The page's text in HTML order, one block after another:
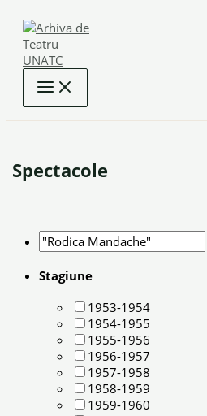
content
Spectacole
Stagiune
1953-1954
1954-1955
1955-1956
1956-1957
1957-1958
1958-1959
1959-1960